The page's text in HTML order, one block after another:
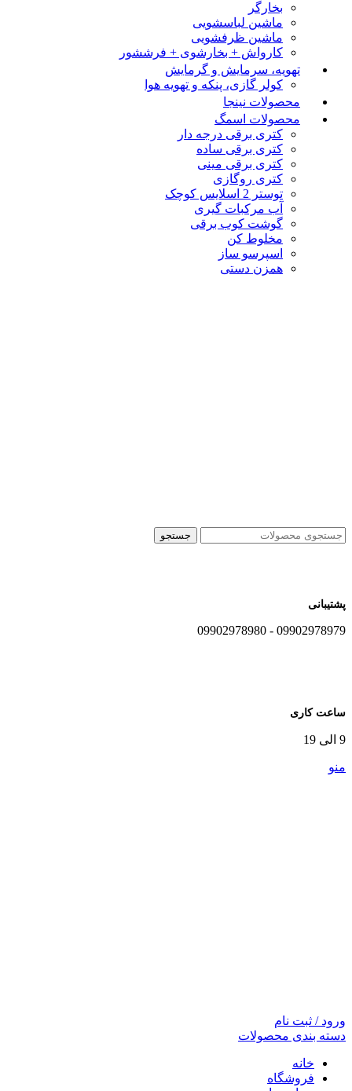
بخارگر
ماشین لباسشویی
ماشین ظرفشویی
کارواش + بخارشوی + فرششور
تهویه، سرمایش و گرمایش
کولر گازی، پنکه و تهویه هوا
محصولات نینجا
محصولات اسمگ
کتری برقی درجه دار
کتری برقی ساده
کتری برقی مینی
کتری روگازی
توستر 2 اسلایس کوچک
آب مرکبات گیری
گوشت کوب برقی
مخلوط کن
اسپرسو ساز
همزن دستی
جستجو
پشتیبانی
09902978979 - 09902978980
ساعت کاری
9 الی 19
منو
ورود / ثبت نام
دسته بندی محصولات
خانه
فروشگاه